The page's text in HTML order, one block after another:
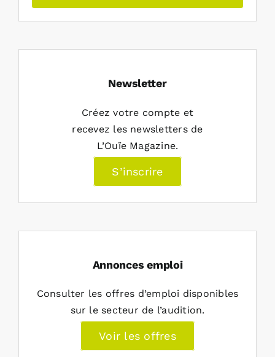
Newsletter
Créez votre compte et
recevez les newsletters de
L’Ouïe Magazine.
S’inscrire
Annonces emploi
Consulter les offres d’emploi disponibles
sur le secteur de l’audition.
Voir les offres